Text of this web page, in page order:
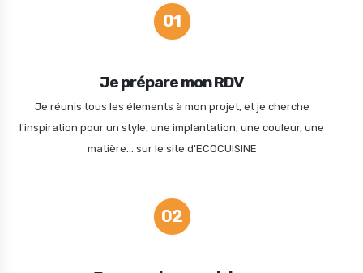
01
Je prépare mon RDV
Je réunis tous les élements à mon projet, et je cherche
l'inspiration pour un style, une implantation, une couleur, une
matière... sur le site d'ECOCUISINE
02